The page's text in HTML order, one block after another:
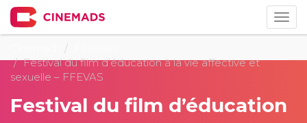
Festival du film d’éducation à la vie affective et
sexuelle – FFEVAS
Festival du film d’éducation